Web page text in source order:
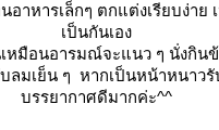
อาหารเล็กๆ ตกแต่งเรียบง่าย
เป็นกันเอง
มือนอารมณ์จะแนว ๆ นั่งกินข้
บลมเย็น ๆ หากเป็นหน้าหนาว
บรรยากาศดีมากค่ะ^^